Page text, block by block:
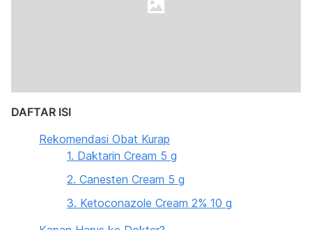
DAFTAR ISI
Rekomendasi Obat Kurap
1. Daktarin Cream 5 g
2. Canesten Cream 5 g
3. Ketoconazole Cream 2% 10 g